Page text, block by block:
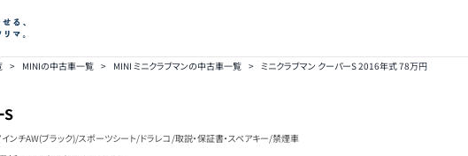
> MINIの中古車一覧 > MINI ミニクラブマンの中古車一覧 > ミニクラブマン クーパーS 2016年式 78万円
S
チAW(ブラック)/スポーツシート/ドラレコ/取説・保証書・スペアキー/禁煙車